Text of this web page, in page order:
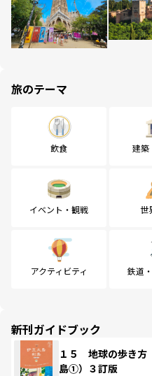
旅のテーマ
飲食 建築
イベント・観戦 世
アクティビティ 鉄道
新刊ガイドブック
１５ 地球の歩き
島①）３訂版